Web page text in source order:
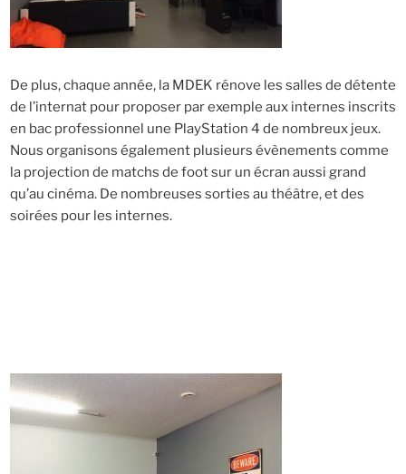
De plus, chaque année, la MDEK rénove les salles de détente
de l’internat pour proposer par exemple aux internes inscrits
en bac professionnel une PlayStation 4 de nombreux jeux.
Nous organisons également plusieurs évènements comme
la projection de matchs de foot sur un écran aussi grand
qu’au cinéma. De nombreuses sorties au théâtre, et des
soirées pour les internes.